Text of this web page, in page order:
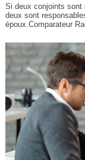
Si deux conjoints sont
deux sont
époux.Comparateur